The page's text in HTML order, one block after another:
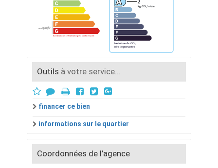
Outils à votre service...
financer ce bien
informations sur le quartier
Coordonnées de l’agence